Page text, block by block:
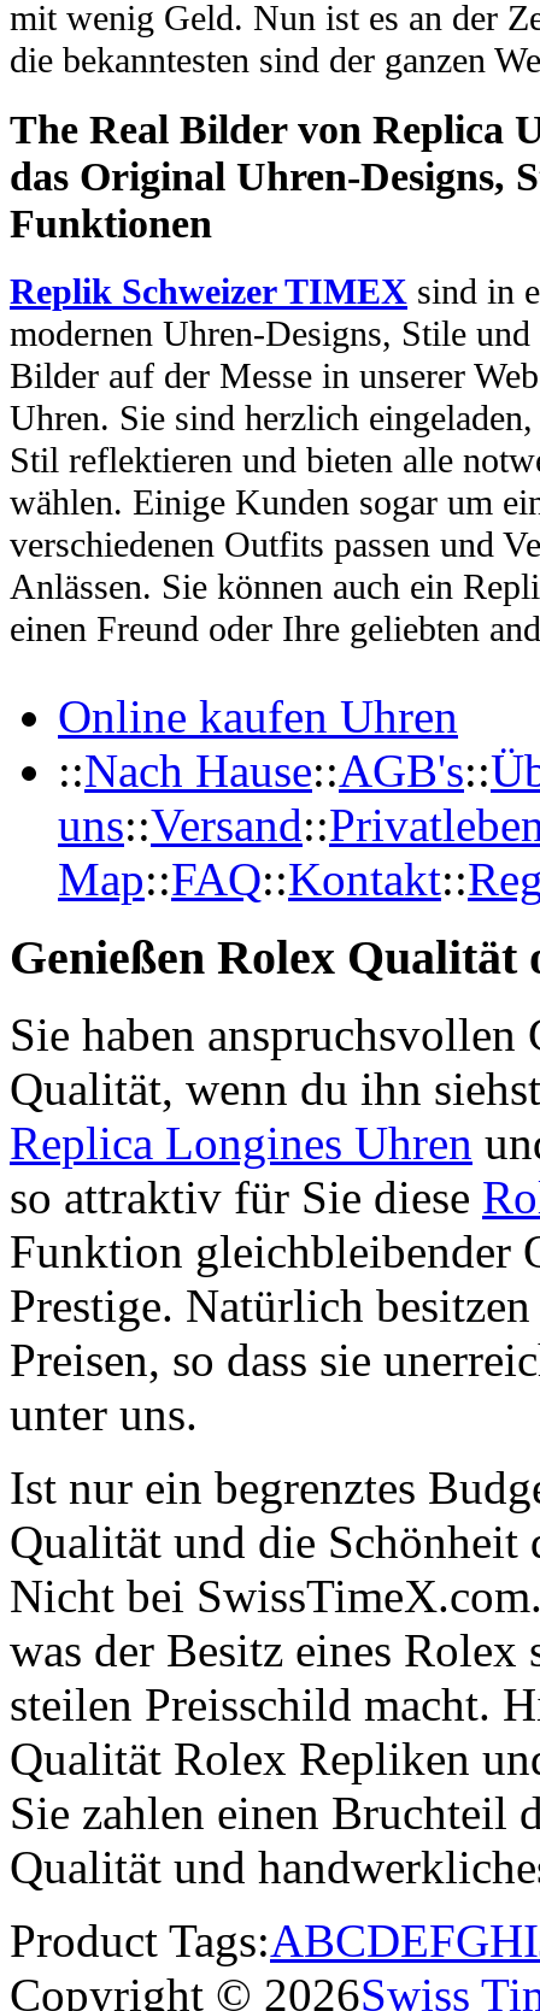
mit wenig Geld. Nun ist es an der
die bekanntesten sind der ganzen
The Real Bilder von Replica
das Original Uhren-Designs,
Funktionen
Replik Schweizer TIMEX sind in
modernen Uhren-Designs, Stile
Bilder auf der Messe in unserer
Uhren. Sie sind herzlich
Stil reflektieren und bieten alle
wählen. Einige Kunden sogar um
verschiedenen Outfits passen und
Anlässen. Sie können auch ein
einen Freund oder Ihre geliebten
Online kaufen Uhren
::Nach Hause::AGB's::
uns::Versand::
Map::FAQ::Kontakt::
Genießen Rolex Qualität
Sie haben anspruchsvollen
Qualität, wenn du ihn
Replica Longines Uhren
so attraktiv für Sie diese
Funktion gleichbleibender
Prestige. Natürlich
Preisen, so dass sie
unter uns.
Ist nur ein begrenztes
Qualität und die Schönheit
Nicht bei
was der Besitz eines Rolex
steilen Preisschild macht.
Qualität Rolex Repliken
Sie zahlen einen Bruchteil
Qualität und
Product Tags:ABCDEFGHI
Copyright © 2026Swiss